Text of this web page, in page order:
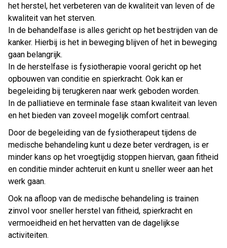
het herstel, het verbeteren van de kwaliteit van leven of de
kwaliteit van het sterven.
In de behandelfase is alles gericht op het bestrijden van de
kanker. Hierbij is het in beweging blijven of het in beweging
gaan belangrijk.
In de herstelfase is fysiotherapie vooral gericht op het
opbouwen van conditie en spierkracht. Ook kan er
begeleiding bij terugkeren naar werk geboden worden.
In de palliatieve en terminale fase staan kwaliteit van leven
en het bieden van zoveel mogelijk comfort centraal.
Door de begeleiding van de fysiotherapeut tijdens de
medische behandeling kunt u deze beter verdragen, is er
minder kans op het vroegtijdig stoppen hiervan, gaan fitheid
en conditie minder achteruit en kunt u sneller weer aan het
werk gaan.
Ook na afloop van de medische behandeling is trainen
zinvol voor sneller herstel van fitheid, spierkracht en
vermoeidheid en het hervatten van de dagelijkse
activiteiten.